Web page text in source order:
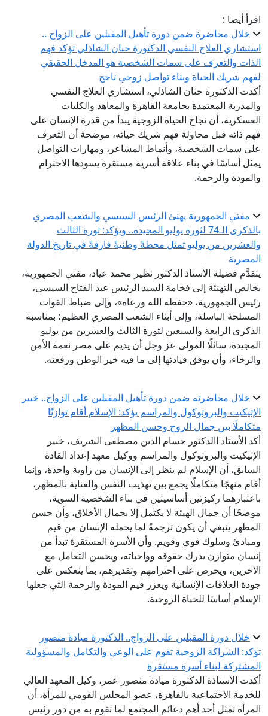
اقرأ أيضا :
خلال محاضرة ضمن دورة تأهيل المقبلين على الزواج ..
استشاري العلاج النفسي الدكتورة حنان الشاذلي تؤكد فهم
الذات والتعرف على سمات الشخصية هو المدخل الحقيقي
لفهم شريك الحياة وبناء تواصل زوجي ناجح
أكدت الدكتورة حنان الشاذلي، استشاري العلاج النفسي
والمدربة المعتمدة بجامعة القاهرة والمعاهد والكليات
العسكرية، أن نجاح الحياة الزوجية يبدأ من قدرة الإنسان على
فهم ذاته قبل محاولة فهم شريك حياته، موضحة أن التعرف
على سمات الشخصية، وأنماط المشاعر، ومهارات التواصل
يمثل أساسًا في بناء علاقة أسرية مستقرة يسودها الاحترام
والمودة والرحمة.
مفتي الجمهورية يهنئ الرئيس السيسي والشعب المصري
بالذكرى الـ74 لثورة يوليو المجيدة.. ويؤكد: ثورة الثالث
والعشرين من يوليو تمثل محطةً وطنيةً فارقةً في تاريخ الدولة
المصرية
يتقدَّم فضيلة الأستاذ الدكتور نظير محمد عياد، مفتي الجمهورية،
بخالص التهنئة إلى فخامة السيد الرئيس عبد الفتاح السيسي،
رئيس الجمهورية، «حفظه الله ورعاه»، وإلى ضباط القوات
المسلحة الباسلة، وإلى أبناء الشعب المصري العظيم؛ بمناسبة
الذكرى الرابعة والسبعين لثورة الثالث والعشرين من يوليو
المجيدة، سائلًا المولى عز وجل أن يديم على مصر نعمة الأمن
والرخاء، وأن يوفق قيادتها إلى ما فيه خير الوطن ورفعته.
خلال محاضرته ضمن دورة تأهيل المقبلين على الزواج.. خبير
الإتيكيت والبروتوكول والمراسم يؤكد: الإسلام أقام توازنًا
متكاملًا بين جمال الروح وحسن المظهر
أكد الأستاذ االدكتور حسام الدين مصطفى الشريف، خبير
الإتيكيت والبروتوكول والمراسم ووكيل معهد إعداد القادة
السابق، أن الإسلام لم ينظر إلى الإنسان من زاوية واحدة، وإنما
أقام منهجًا متكاملًا يجمع بين تهذيب النفس والعناية بالمظهر،
باعتبارهما ركيزتين أساسيتين في بناء الشخصية السوية،
موضحًا أن جمال الهيئة لا يكتمل إلا بجمال الأخلاق، وأن حسن
المظهر ينبغي أن يكون ترجمةً لما يحمله الإنسان من قيم
ومبادئ وسلوك قوي وقويم. وأن الأسرة المستقرة تبدأ من
إنسان متوازن يدرك حقوقه وواجباته، ويحسن التعامل مع
الآخرين، ويحرص على احترامهم وتقديرهم، بما ينعكس على
جودة العلاقات الإنسانية ويعزز قيم المودة والرحمة التي جعلها
الإسلام أساسًا للحياة الزوجية.
خلال دورة المقبلين على الزواج.. الدكتورة ميادة منصور
تؤكد: الشراكة الزوجية تقوم على الوعي والتكامل والمسؤولية
المشتركة لبناء أسرة مستقرة
أكدت الأستاذة الدكتورة ميادة منصور عمر، وكيل المعهد العالي
للخدمة الاجتماعية بالقاهرة، عضو المجلس القومي للمرأة، أن
المرأة تمثل أحد أهم دعائم المجتمع لما تقوم به من دور رئيس